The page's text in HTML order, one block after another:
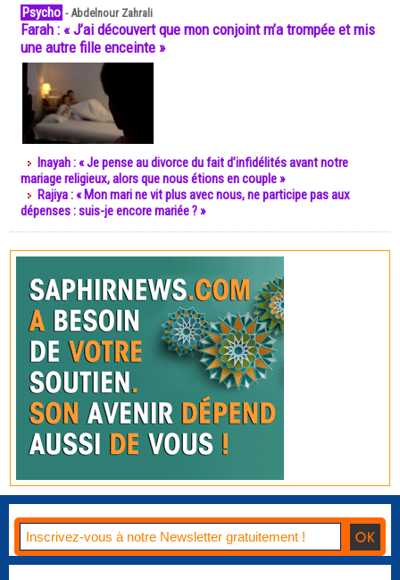
Psycho -Abdelnour Zahrali
Farah : « J’ai découvert que mon conjoint m’a trompée et mis
une autre fille enceinte »
Inayah : « Je pense au divorce du fait d’infidélités avant notre
mariage religieux, alors que nous étions en couple »
Rajiya : « Mon mari ne vit plus avec nous, ne participe pas aux
dépenses : suis-je encore mariée ? »